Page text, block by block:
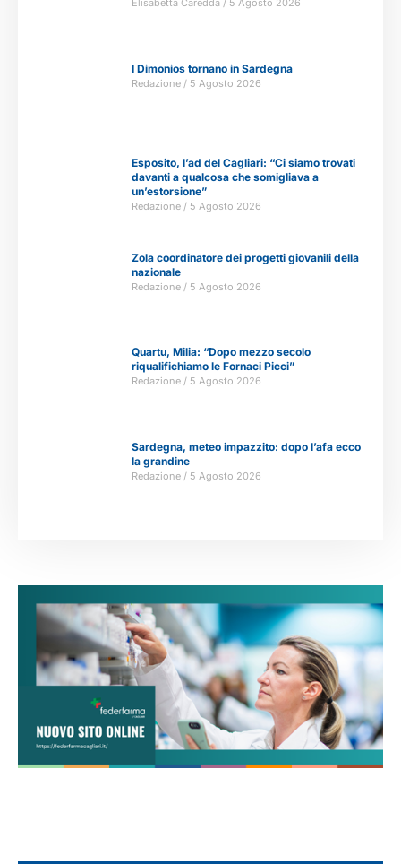
Elisabetta Caredda 5 Agosto 2026
I Dimonios tornano in Sardegna
Redazione 5 Agosto 2026
Esposito, l’ad del Cagliari: “Ci siamo trovati
davanti a qualcosa che somigliava a
un’estorsione”
Redazione 5 Agosto 2026
Zola coordinatore dei progetti giovanili della
nazionale
Redazione 5 Agosto 2026
Quartu, Milia: “Dopo mezzo secolo
riqualifichiamo le Fornaci Picci”
Redazione 5 Agosto 2026
Sardegna, meteo impazzito: dopo l’afa ecco
la grandine
Redazione 5 Agosto 2026